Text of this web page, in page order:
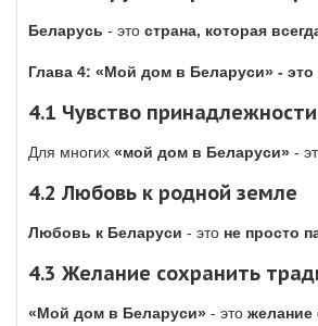
Беларусь - это страна, которая
Глава 4: «Мой дом в Беларуси» - это
4.1 Чувство принадлежности
Для многих «мой дом в Беларуси» -
4.2 Любовь к родной земле
Любовь к Беларуси - это не просто
4.3 Желание сохранить
«Мой дом в Беларуси» - это желание